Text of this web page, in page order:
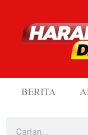
BERITA